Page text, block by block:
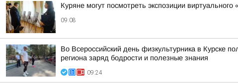
Куряне могут посмотреть экспозиции
09:08
Во Всероссийский день физкультурника в Курске
региона заряд бодрости и полезные знания
09:24